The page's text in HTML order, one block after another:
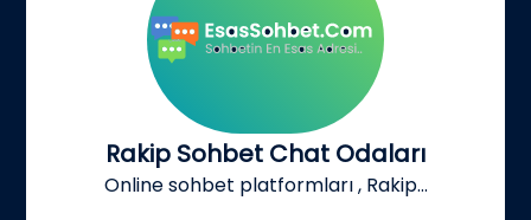
Rakip Sohbet Chat Odaları
Online sohbet platformları , Rakip...